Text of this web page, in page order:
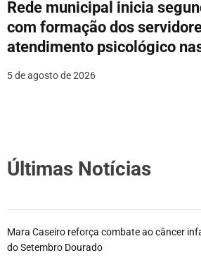
Rede municipal inicia
com formação dos
atendimento psicológico
5 de agosto de 2026
Últimas Notícias
Mara Caseiro reforça combate ao câncer
do Setembro Dourado